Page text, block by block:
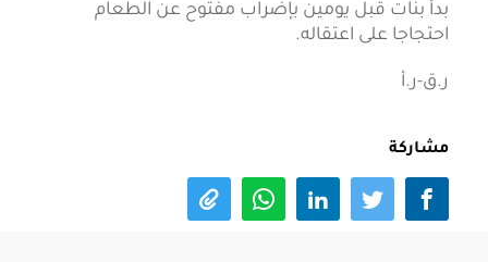
بدأ بنات قبل يومين بإضراب مفتوح عن الطعام
احتجاجا على اعتقاله.
ر.ق-ر.أ
مشاركة